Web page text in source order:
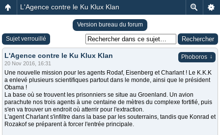
L'Agence contre le Ku Klux Klan
Version bureau du forum
Sujet verrouillé
Phoboros ↓
L'Agence contre le Ku Klux Klan
20 Nov 2016, 16:31
Une nouvelle mission pour les agents Rodaf, Eisenberg et Charlant ! Le K.K.K
a enlevé plusieurs scientifiques partout dans le monde, ainsi que le président
Obama !
La base où se trouvent les prisonniers se situe au Groenland. Un avion
parachute nos trois agents à une centaine de mètres du complexe fortifié, puis
s'en va trouver un endroit où atterrir pour l'extraction.
L'agent Charlant s'infiltre dans la base par les souterrains, tandis que Konrad et
Rozakof se préparent à forcer l'entrée principale.